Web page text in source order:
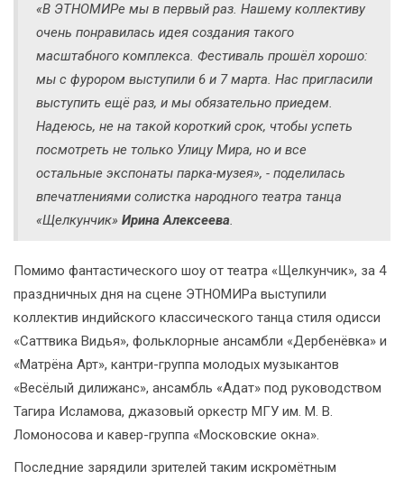
«В ЭТНОМИРе мы в первый раз. Нашему коллективу
очень понравилась идея создания такого
масштабного комплекса. Фестиваль прошёл хорошо:
мы с фурором выступили 6 и 7 марта. Нас пригласили
выступить ещё раз, и мы обязательно приедем.
Надеюсь, не на такой короткий срок, чтобы успеть
посмотреть не только Улицу Мира, но и все
остальные экспонаты парка-музея», - поделилась
впечатлениями солистка народного театра танца
«Щелкунчик» Ирина Алексеева.
Помимо фантастического шоу от театра «Щелкунчик», за 4
праздничных дня на сцене ЭТНОМИРа выступили
коллектив индийского классического танца стиля одисси
«Саттвика Видья», фольклорные ансамбли «Дербенёвка» и
«Матрёна Арт», кантри-группа молодых музыкантов
«Весёлый дилижанс», ансамбль «Адат» под руководством
Тагира Исламова, джазовый оркестр МГУ им. М. В.
Ломоносова и кавер-группа «Московские окна».
Последние зарядили зрителей таким искромётным